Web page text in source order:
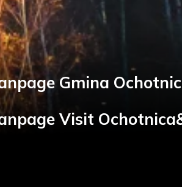
Gmina
Visit